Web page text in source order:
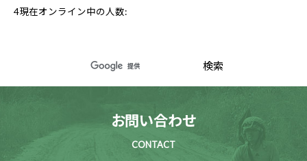
4現在オンライン中の人数:
お問い合わせ
CONTACT